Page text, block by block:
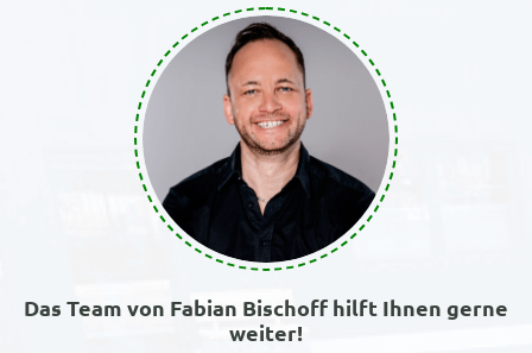
Das Team von Fabian Bischoff hilft Ihnen gerne
weiter!